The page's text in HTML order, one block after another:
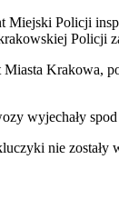
Policji
Policji
Krakowa,
wyjechały
nie